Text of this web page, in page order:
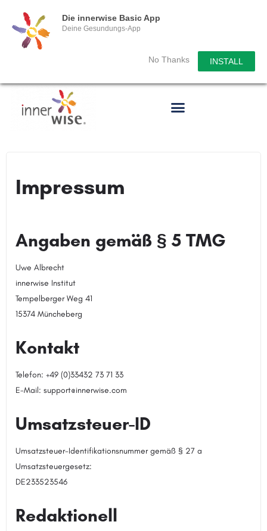
Die innerwise Basic App
Deine Gesundungs-App
No Thanks INSTALL
Impressum
Angaben gemäß § 5 TMG
Uwe Albrecht
innerwise Institut
Tempelberger Weg 41
15374 Müncheberg
Kontakt
Telefon: +49 (0)33432 73 71 33
E-Mail: support@innerwise.com
Umsatzsteuer-ID
Umsatzsteuer-Identifikationsnummer gemäß § 27 a
Umsatzsteuergesetz:
DE233523546
Redaktionell